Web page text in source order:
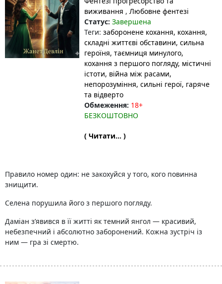
виживання , Любовне фентезі
Статус: Завершена
Теги: заборонене кохання, кохання,
складні життєві обставини, сильна
героїня, таємниця минулого,
кохання з першого погляду, містичні
істоти, війна між расами,
непорозуміння, сильні герої, гаряче
та відверто
Обмеження: 18+
БЕЗКОШТОВНО
( Читати... )
Правило номер один: не закохуйся у того, кого повинна
знищити.
Селена порушила його з першого погляду.
Даміан з’явився в її житті як темний янгол — красивий,
небезпечний і абсолютно заборонений. Кожна зустріч із
ним — гра зі смертю.